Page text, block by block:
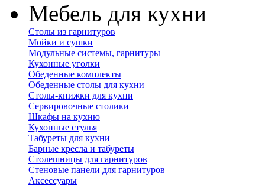
Мебель для кухни
Столы из гарнитуров
Мойки и сушки
Модульные системы, гарнитуры
Кухонные уголки
Обеденные комплекты
Обеденные столы для кухни
Столы-книжки для кухни
Сервировочные столики
Шкафы на кухню
Кухонные стулья
Табуреты для кухни
Барные кресла и табуреты
Столешницы для гарнитуров
Стеновые панели для гарнитуров
Аксессуары